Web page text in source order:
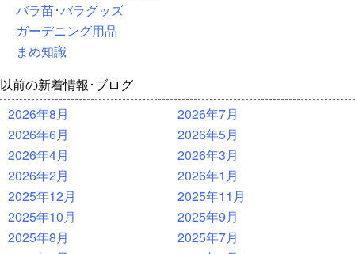
バラ苗･バラグッズ
ガーデニング用品
まめ知識
以前の新着情報･ブログ
2026年8月
2026年7月
2026年6月
2026年5月
2026年4月
2026年3月
2026年2月
2026年1月
2025年12月
2025年11月
2025年10月
2025年9月
2025年8月
2025年7月